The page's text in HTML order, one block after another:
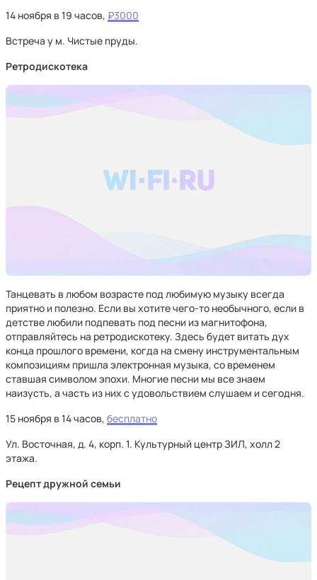
14 ноября в 19 часов, ₽3000
Встреча у м. Чистые пруды.
Ретродискотека
Танцевать в любом возрасте под любимую музыку всегда
приятно и полезно. Если вы хотите чего-то необычного, если в
детстве любили подпевать под песни из магнитофона,
отправляйтесь на ретродискотеку. Здесь будет витать дух
конца прошлого времени, когда на смену инструментальным
композициям пришла электронная музыка, со временем
ставшая символом эпохи. Многие песни мы все знаем
наизусть, а часть из них с удовольствием слушаем и сегодня.
15 ноября в 14 часов, бесплатно
Ул. Восточная, д. 4, корп. 1. Культурный центр ЗИЛ, холл 2
этажа.
Рецепт дружной семьи